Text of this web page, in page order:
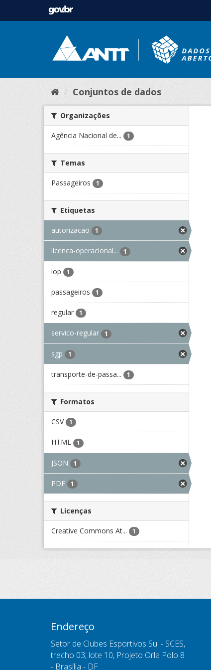
Conjuntos de dados
Organizações
Agência Nacional de... 1
Temas
Passageiros 1
Etiquetas
autorizacao 1
licenca-operacional... 1
lop 1
passageiros 1
regular 1
servico-regular 1
sgp 1
transporte-de-passa... 1
Formatos
CSV 1
HTML 1
JSON 1
PDF 1
Licenças
Creative Commons At... 1
Endereço
Setor de Clubes Esportivos Sul - SCES,
trecho 03, lote 10, Projeto Orla Polo 8
- Brasília - DF